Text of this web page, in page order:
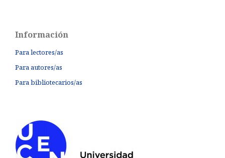
Información
Para lectores/as
Para autores/as
Para bibliotecarios/as